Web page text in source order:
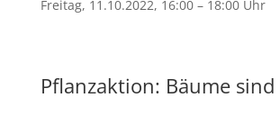
Freitag, 11.10.2022, 16:00 – 18:00 Uhr
Pflanzaktion: Bäume sind